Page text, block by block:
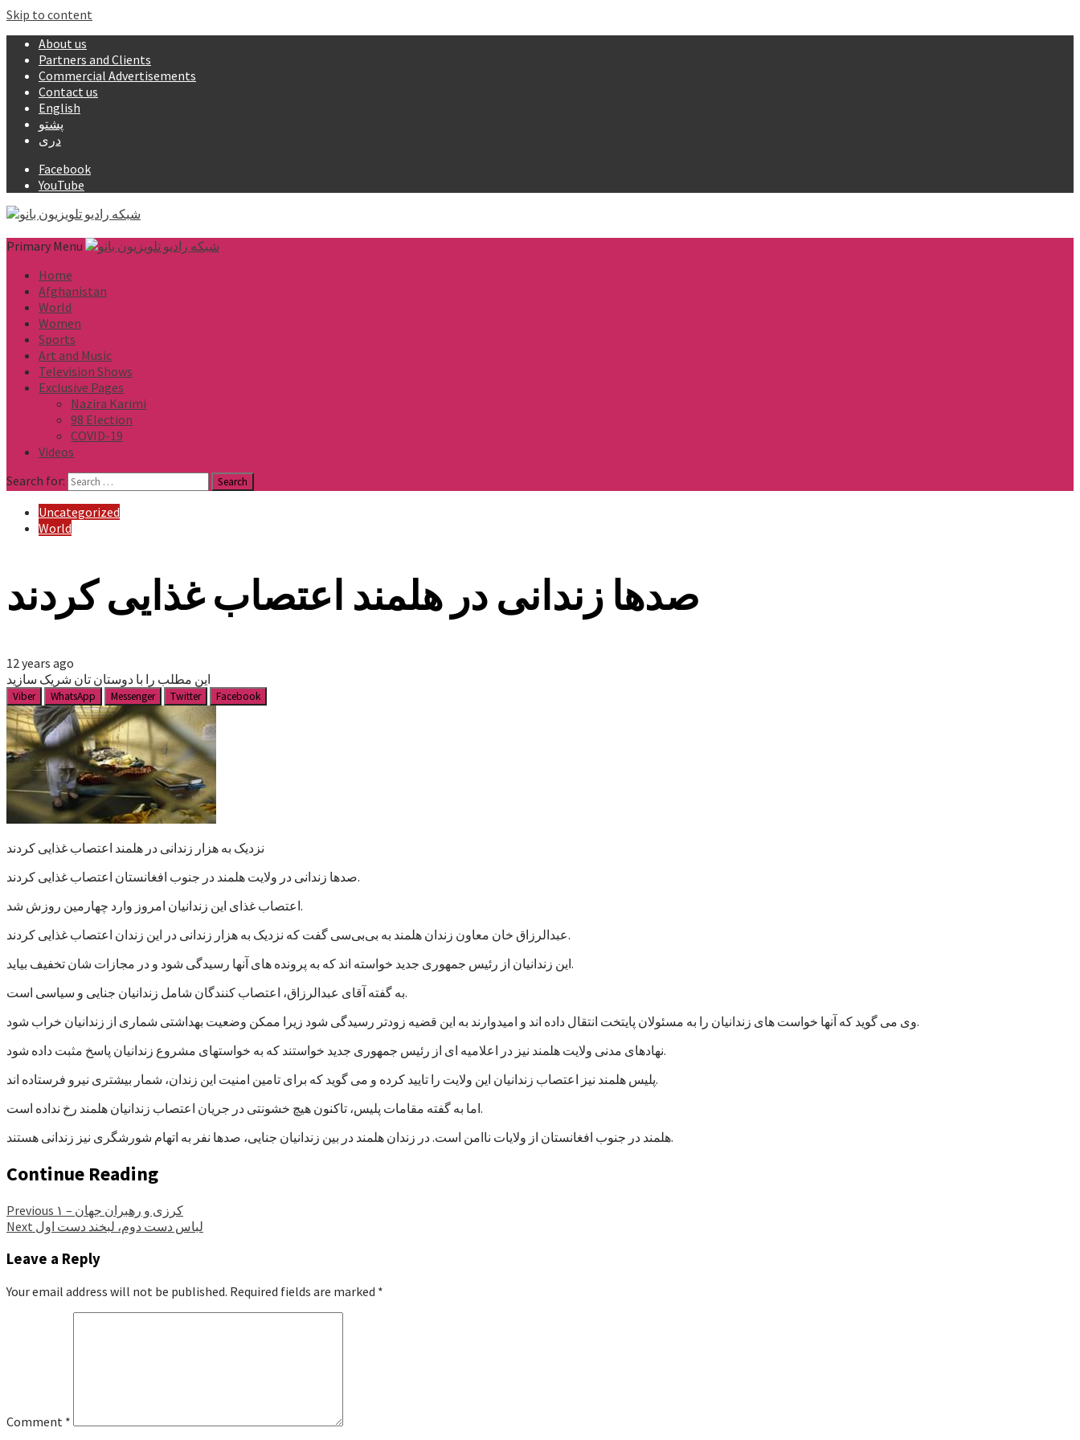
Skip to content
About us
Partners and Clients
Commercial Advertisements
Contact us
English
پشتو
دری
Facebook
YouTube
Primary Menu
Home
Afghanistan
World
Women
Sports
Art and Music
Television Shows
Exclusive Pages
Nazira Karimi
98 Election
COVID-19
Videos
Search for:
Uncategorized
World
صدها زندانی در هلمند اعتصاب غذایی کردند
12 years ago
این مطلب را با دوستان تان شریک سازید
Viber WhatsApp Messenger Twitter Facebook
نزدیک به هزار زندانی در هلمند اعتصاب غذایی کردند
صدها زندانی در ولایت هلمند در جنوب افغانستان اعتصاب غذایی کردند.
اعتصاب غذای این زندانیان امروز وارد چهارمین روزش شد.
عبدالرزاق خان معاون زندان هلمند به بی‌بی‌سی گفت که نزدیک به هزار زندانی در این زندان اعتصاب غذایی کردند.
این زندانیان از رئیس جمهوری جدید خواسته اند که به پرونده های آنها رسیدگی شود و در مجازات شان تخفیف بیاید.
به گفته آقای عبدالرزاق، اعتصاب کنندگان شامل زندانیان جنایی و سیاسی است.
وی می گوید که آنها خواست های زندانیان را به مسئولان پایتخت انتقال داده اند و امیدوارند به این قضیه زودتر رسیدگی شود زیرا ممکن وضعیت بهداشتی شماری از زندانیان خراب شود.
نهادهای مدنی ولایت هلمند نیز در اعلامیه ای از رئیس جمهوری جدید خواستند که به خواستهای مشروع زندانیان پاسخ مثبت داده شود.
پلیس هلمند نیز اعتصاب زندانیان این ولایت را تایید کرده و می گوید که برای تامین امنیت این زندان، شمار بیشتری نیرو فرستاده اند.
اما به گفته مقامات پلیس، تاکنون هیچ خشونتی در جریان اعتصاب زندانیان هلمند رخ نداده است.
هلمند در جنوب افغانستان از ولایات ناامن است. در زندان هلمند در بین زندانیان جنایی، صدها نفر به اتهام شورشگری نیز زندانی هستند.
Continue Reading
Previous
کرزی و رهبران جهان – ۱
Next لباس دست دوم، لبخند دست اول
Leave a Reply
Your email address will not be published. Required fields are marked *
Comment *